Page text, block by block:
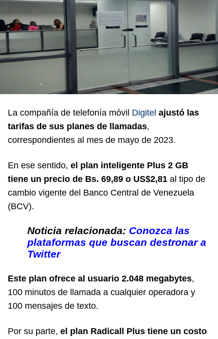
La compañía de telefonía móvil Digitel ajustó las
tarifas de sus planes de llamadas,
correspondientes al mes de mayo de 2023.
En ese sentido, el plan inteligente Plus 2 GB
tiene un precio de Bs. 69,89 o US$2,81 al tipo de
cambio vigente del Banco Central de Venezuela
(BCV).
Noticia relacionada: Conozca las
plataformas que buscan destronar a
Twitter
Este plan ofrece al usuario 2.048 megabytes,
100 minutos de llamada a cualquier operadora y
100 mensajes de texto.
Por su parte, el plan Radicall Plus tiene un costo